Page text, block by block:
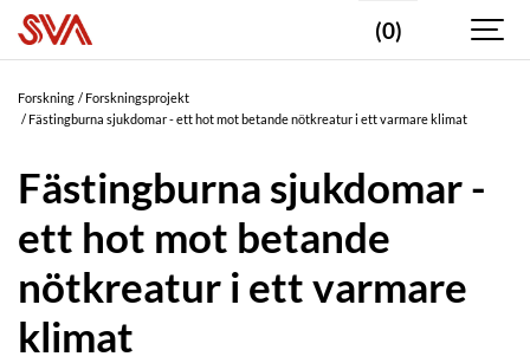
(0)
Forskning
Forskningsprojekt
Fästingburna sjukdomar - ett hot mot betande nötkreatur i ett varmare klimat
Fästingburna sjukdomar -
ett hot mot betande
nötkreatur i ett varmare
klimat